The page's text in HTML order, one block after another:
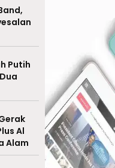
Putih
Al
Alam